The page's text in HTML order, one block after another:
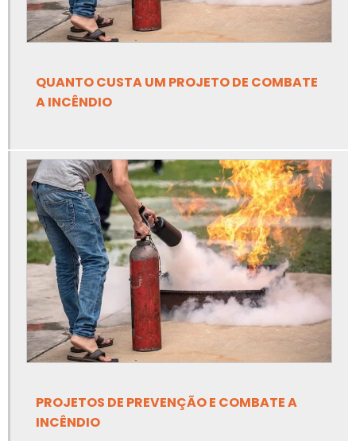
Empresa de inspeção em caldeiras e vasos de pressão
Empresa de inspeção em tubulações
Empresa de inspeção em vasos de pressão
Empresa de laudo e inspeção nr13
Empresa de linha de vida e ponto de ancoragem
Empresa de linha de vida para trabalho em altura
Empresa de projetos de adequação de máquinas nr12
Empresa de projetos de ancoragem e linha de vida
Empresa de projetos de combate a incêndio
Empresa de projetos de spda
Empresa de projetos elétricos
QUANTO CUSTA UM PROJETO DE COMBATE
A INCÊNDIO
PROJETOS DE PREVENÇÃO E COMBATE A
INCÊNDIO